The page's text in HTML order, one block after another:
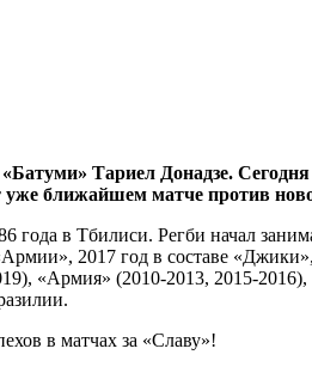
Тариел Донадзе.
ближайшем матче против
года в Тбилиси. Регби начал
2017 год в составе
«Армия» (2010-2013, 2015-
в матчах за «Славу»!